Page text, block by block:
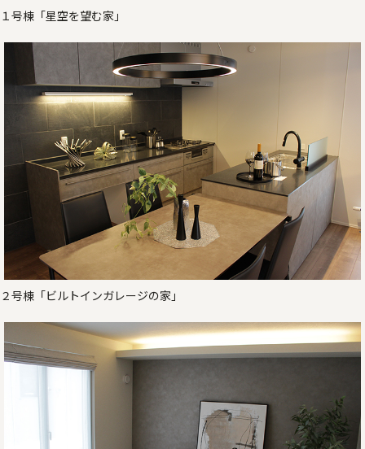
１号棟「星空を望む家」
２号棟「ビルトインガレージの家」